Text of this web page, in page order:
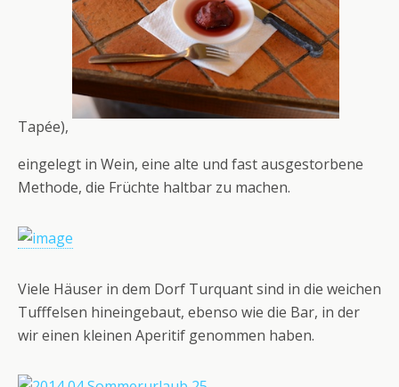
Tapée),
eingelegt in Wein, eine alte und fast ausgestorbene
Methode, die Früchte haltbar zu machen.
Viele Häuser in dem Dorf Turquant sind in die weichen
Tufffelsen hineingebaut, ebenso wie die Bar, in der
wir einen kleinen Aperitif genommen haben.